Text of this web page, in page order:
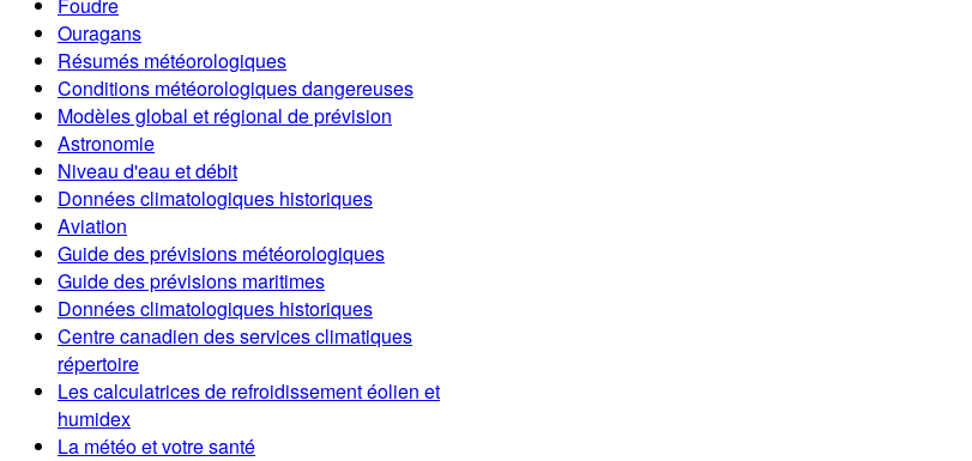
Ouragans
Résumés météorologiques
Conditions météorologiques dangereuses
Modèles global et régional de prévision
Astronomie
Niveau d'eau et débit
Données climatologiques historiques
Aviation
Guide des prévisions météorologiques
Guide des prévisions maritimes
Données climatologiques historiques
Centre canadien des services climatiques
répertoire
Les calculatrices de refroidissement éolien et
humidex
La météo et votre santé